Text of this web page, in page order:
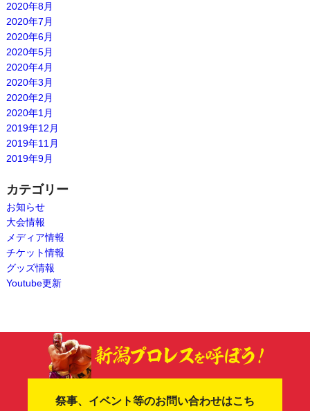
2020年8月
2020年7月
2020年6月
2020年5月
2020年4月
2020年3月
2020年2月
2020年1月
2019年12月
2019年11月
2019年9月
カテゴリー
お知らせ
大会情報
メディア情報
チケット情報
グッズ情報
Youtube更新
祭事、イベント等のお問い合わせはこち